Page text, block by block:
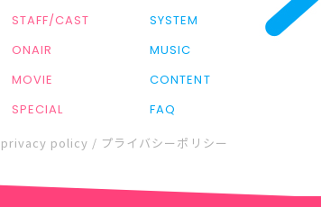
STAFF/CAST
ONAIR
MOVIE
SPECIAL
SYSTEM
MUSIC
CONTENT
FAQ
privacy policy / プライバシーポリシー